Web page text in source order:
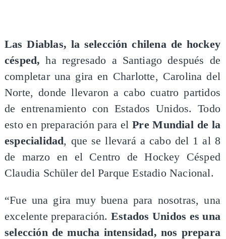
Las Diablas, la selección chilena de hockey
césped, ha regresado a Santiago después de
completar una gira en Charlotte, Carolina del
Norte, donde llevaron a cabo cuatro partidos
de entrenamiento con Estados Unidos. Todo
esto en preparación para elPre Mundial de la
especialidad, que se llevará a cabo del 1 al 8
de marzo en el Centro de Hockey Césped
Claudia Schüler del Parque Estadio Nacional.
“Fue una gira muy buena para nosotras, una
excelente preparación.Estados Unidos es una
selección de mucha intensidad, nos prepara